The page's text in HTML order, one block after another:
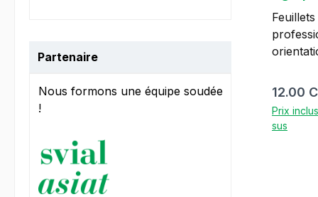
Partenaire
Nous formons une équipe soudée
!
devient
vinification Le
Prix
12.00
Prix
sus